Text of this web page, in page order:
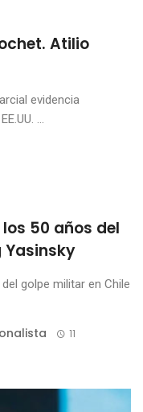
Atilio
evidencia
...
50 años del
Yasinsky
golpe militar en Chile
11